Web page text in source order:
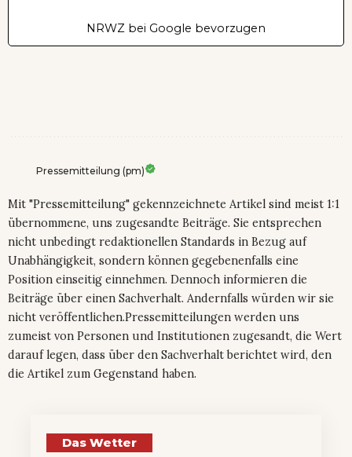
NRWZ bei Google bevorzugen
Pressemitteilung (pm)
Mit "Pressemitteilung" gekennzeichnete Artikel sind meist 1:1
übernommene, uns zugesandte Beiträge. Sie entsprechen
nicht unbedingt redaktionellen Standards in Bezug auf
Unabhängigkeit, sondern können gegebenenfalls eine
Position einseitig einnehmen. Dennoch informieren die
Beiträge über einen Sachverhalt. Andernfalls würden wir sie
nicht veröffentlichen.Pressemitteilungen werden uns
zumeist von Personen und Institutionen zugesandt, die Wert
darauf legen, dass über den Sachverhalt berichtet wird, den
die Artikel zum Gegenstand haben.
Das Wetter